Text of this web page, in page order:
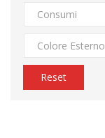
Consumi
Colore Esterno
Reset